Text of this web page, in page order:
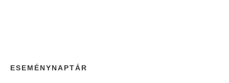
ESEMÉNYNAPTÁR